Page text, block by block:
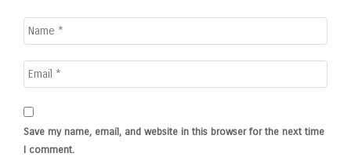
Save my name, email, and website in this browser for the next time
I comment.